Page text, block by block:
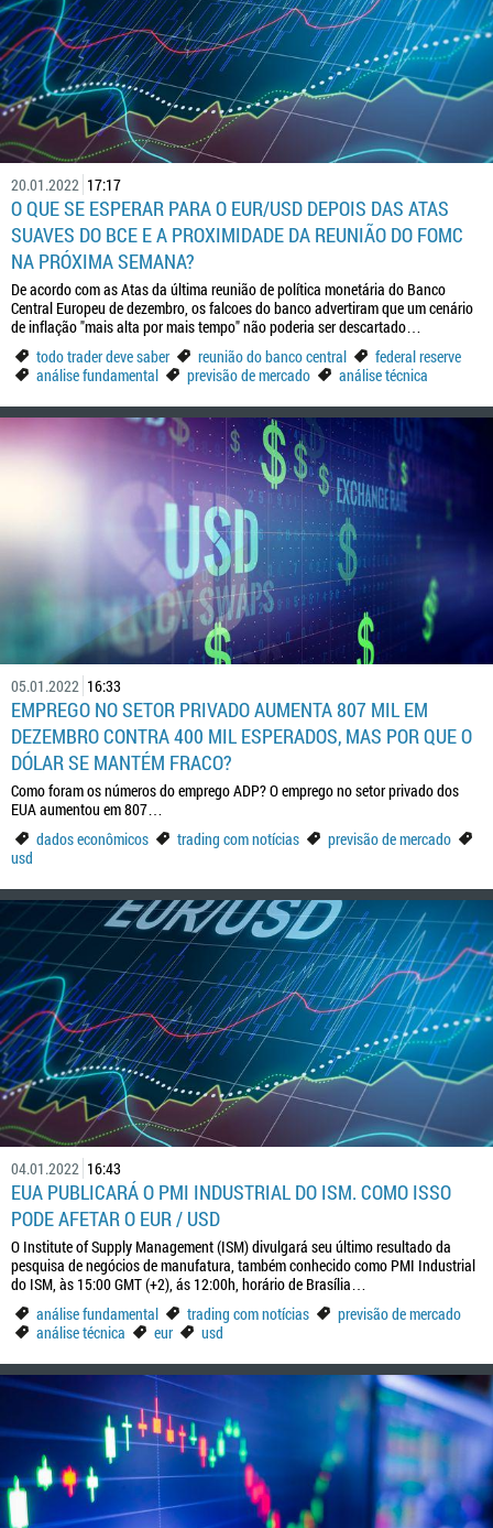
20.01.2022 17:17
O QUE SE ESPERAR PARA O EUR/USD DEPOIS DAS ATAS
SUAVES DO BCE E A PROXIMIDADE DA REUNIÃO DO FOMC
NA PRÓXIMA SEMANA?
De acordo com as Atas da última reunião de política monetária do Banco
Central Europeu de dezembro, os falcoes do banco advertiram que um cenário
de inflação "mais alta por mais tempo" não poderia ser descartado…
todo trader deve saber
reunião do banco central
federal reserve
análise fundamental
previsão de mercado análise técnica
05.01.2022 16:33
EMPREGO NO SETOR PRIVADO AUMENTA 807 MIL EM
DEZEMBRO CONTRA 400 MIL ESPERADOS, MAS POR QUE O
DÓLAR SE MANTÉM FRACO?
Como foram os números do emprego ADP? O emprego no setor privado dos
EUA aumentou em 807…
dados econômicos
trading com notícias
previsão de mercado
usd
04.01.2022 16:43
EUA PUBLICARÁ O PMI INDUSTRIAL DO ISM. COMO ISSO
PODE AFETAR O EUR / USD
O Institute of Supply Management (ISM) divulgará seu último resultado da
pesquisa de negócios de manufatura, também conhecido como PMI Industrial
do ISM, às 15:00 GMT (+2), ás 12:00h, horário de Brasília…
análise fundamental
trading com notícias
previsão de mercado
análise técnica
eur usd